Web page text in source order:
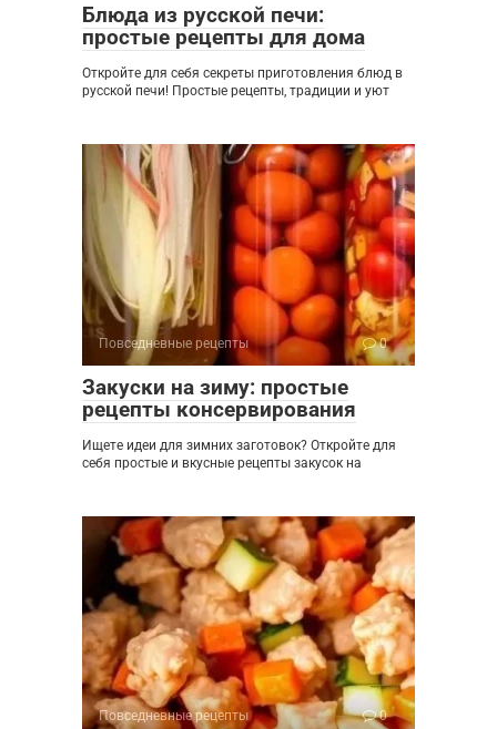
Блюда из русской печи:
простые рецепты для дома
Откройте для себя секреты приготовления блюд в
русской печи! Простые рецепты, традиции и уют
Повседневные рецепты 0
Закуски на зиму: простые
рецепты консервирования
Ищете идеи для зимних заготовок? Откройте для
себя простые и вкусные рецепты закусок на
Повседневные рецепты 0